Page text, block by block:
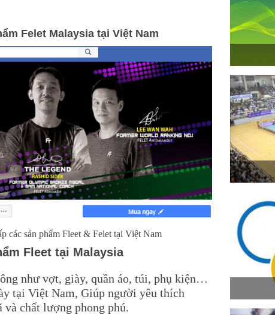
Felet Malaysia tại Việt Nam
các sản phẩm Fleet & Felet tại Việt Nam
Fleet tại Malaysia
như vợt, giày, quần áo, túi, phụ kiện…
tại Việt Nam, Giúp người yêu thích
và chất lượng phong phú.